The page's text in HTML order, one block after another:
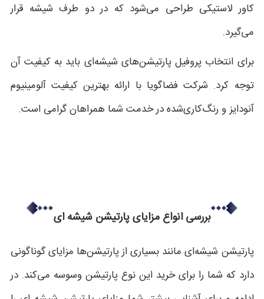
کاور لاستیکی طراحی می‌شود که در دو طرف شیشه قرار
می‌گیرد.
برای انتخاب پروفیل پارتیشن‌های شیشه‌ای باید به کیفیت آن
توجه کرد. شرکت فضاگویا با ارائه بهترین کیفیت آلومینیوم
آنودایز و رنگ‌کاری‌شده در خدمت شما همراهان گرامی است.
بررسی انواع مزایای پارتیشن شیشه ای
پارتیشن شیشه‌ای مانند بسیاری از پارتیشن‌ها مزایای گوناگونی
دارد که شما را برای خرید این نوع پارتیشن وسوسه می‌کند. در